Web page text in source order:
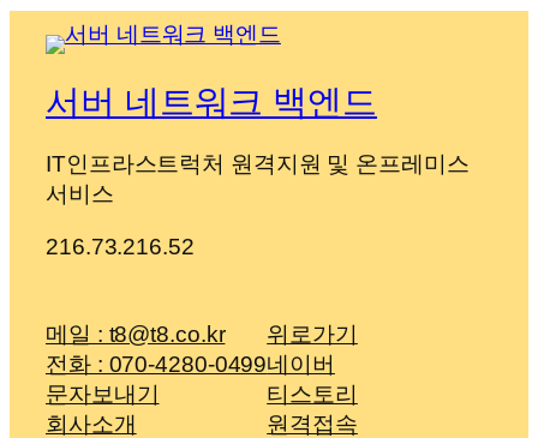
서버 네트워크 백엔드
IT인프라스트럭처 원격지원 및 온프레미스
서비스
216.73.216.52
메일 : t8@t8.co.kr
전화 : 070-4280-0499
문자보내기
회사소개
위로가기
네이버
티스토리
원격접속